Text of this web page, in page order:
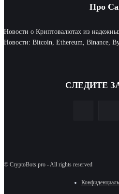
Про
Новости о Криптовалютах из
Новости: Bitcoin, Ethereum, Binance,
СЛЕДИТЕ
© CryptoBots.pro - All rights reserved